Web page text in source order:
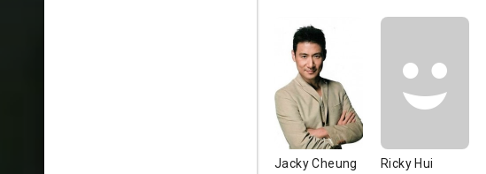
Jacky Cheung
Ricky Hui